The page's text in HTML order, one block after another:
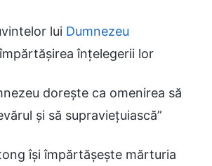
lui Dumnezeu
înțelegerii lor
dorește ca omenirea să
și să supraviețuiască”
își împărtășește mărturia